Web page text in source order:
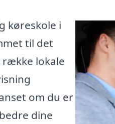
køreskole i
til det
række lokale
om du er
dine